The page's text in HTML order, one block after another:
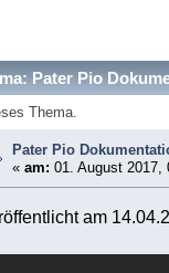
Pater Pio
Thema.
Pater Pio
«am: 01. August 2017,
am